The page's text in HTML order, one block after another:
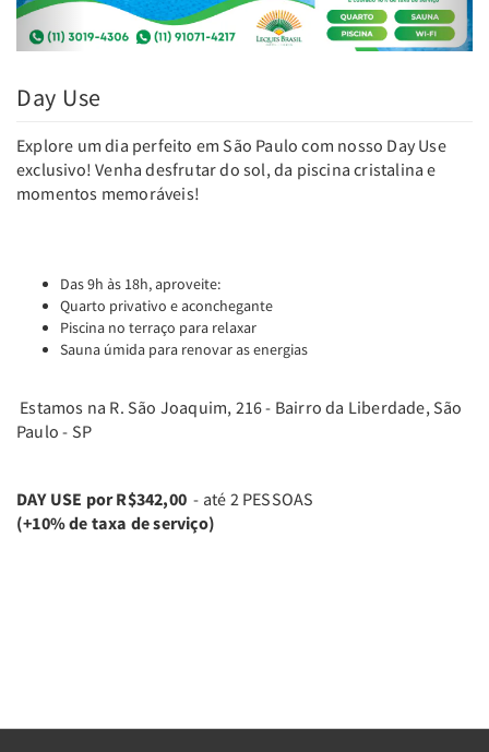
Day Use
Explore um dia perfeito em São Paulo com nosso Day Use
exclusivo! Venha desfrutar do sol, da piscina cristalina e
momentos memoráveis!
Das 9h às 18h, aproveite:
Quarto privativo e aconchegante
Piscina no terraço para relaxar
Sauna úmida para renovar as energias
Estamos na R. São Joaquim, 216 - Bairro da Liberdade, São
Paulo - SP
DAY USE por R$342,00 - até 2 PESSOAS
(+10% de taxa de serviço)